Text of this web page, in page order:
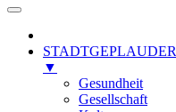
STADTGEPLAUDER
▼
Gesundheit
Gesellschaft